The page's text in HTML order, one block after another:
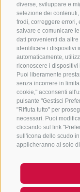
diverse, sviluppare e
selezione dei
frodi, correggere errori,
salvare e comunicare
dati provenienti da
identificare i dispositivi
automaticamente,
riconoscere i
Puoi liberamente
senza incorrere in
cookie," acconsenti
pulsante "Gestisci
"Rifiuta tutto" per
necessari. Puoi
cliccando sul link
sull'icona dello scudo
applicheranno al solo
Rimani